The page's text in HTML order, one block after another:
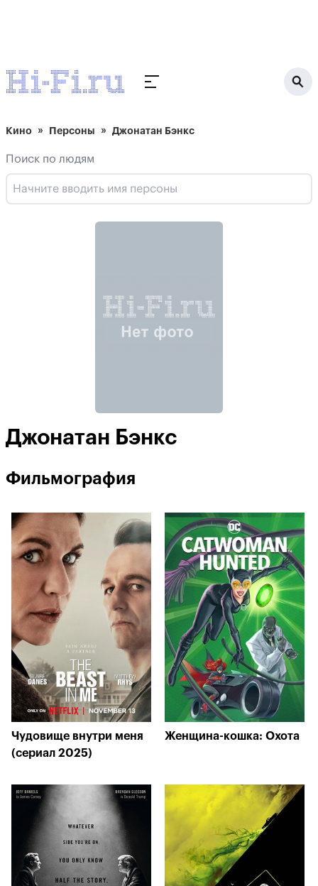
Кино Персоны Джонатан Бэнкс
Поиск по людям
Джонатан Бэнкс
Фильмография
Чудовище внутри меня
(сериал 2025)
Женщина-кошка: Охота